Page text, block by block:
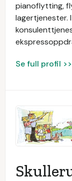
pianoflytting,
lagertjenester.
Se full profil >>